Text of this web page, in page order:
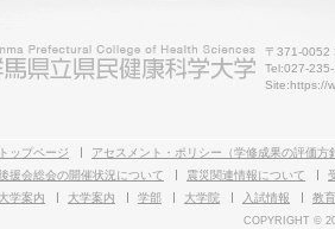
〒371-0052
Tel:027-
Site:https://
トップページ アセスメント・ポリシー（学修成果の評価方
援会総会の開催状況について
震災関連情報について
大学案内
大学案内 学部 大学院 入試情報 教
COPYRIGHT ©